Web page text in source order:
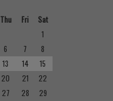
Thu Fri
Sat
1
6 7
8
13 14
15
20 21
22
27 28
29